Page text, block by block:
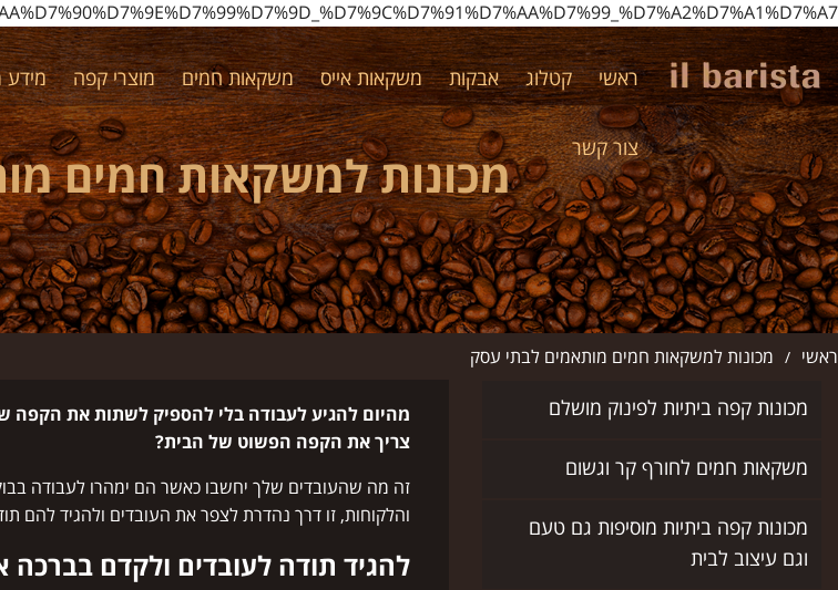
ראשי קטלוג אבקות משקאות אייס משקאות חמים מוצרי קפה מידע
צור קשר
מכונות למשקאות חמים
ראשי / מכונות למשקאות חמים מותאמים לבתי עסק
מכונות קפה ביתיות לפינוק מושלם
משקאות חמים לחורף קר וגשום
מכונות קפה ביתיות מוסיפות גם טעם
וגם עיצוב לבית
מהיום להגיע לעבודה בלי להספיק לשתות את
צריך את הקפה הפשוט של הבית?
זה מה שהעובדים שלך יחשבו כאשר הם ימהרו לעבודה
והלקוחות, זו דרך נהדרת לצפר את העובדים ולהגיד
להגיד תודה לעובדים ולקדם